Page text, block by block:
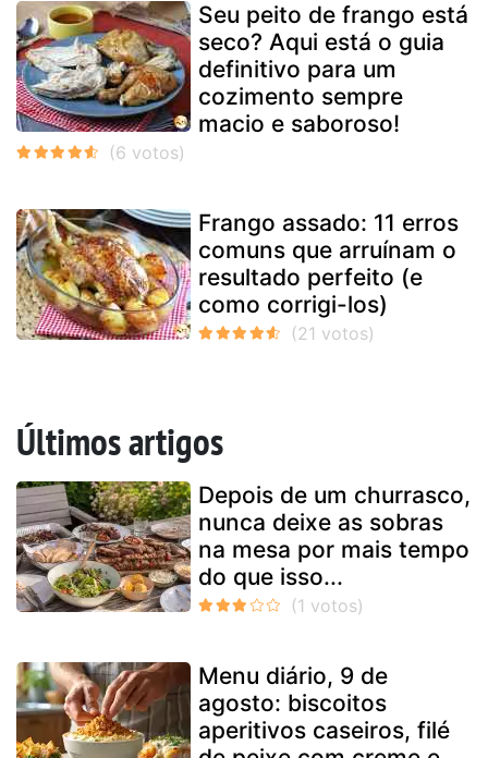
Seu peito de frango está
seco? Aqui está o guia
definitivo para um
cozimento sempre
macio e saboroso!
Frango assado: 11 erros
comuns que arruínam o
resultado perfeito (e
como corrigi-los)
Últimos artigos
Depois de um churrasco,
nunca deixe as sobras
na mesa por mais tempo
do que isso...
Menu diário, 9 de
agosto: biscoitos
aperitivos caseiros, filé